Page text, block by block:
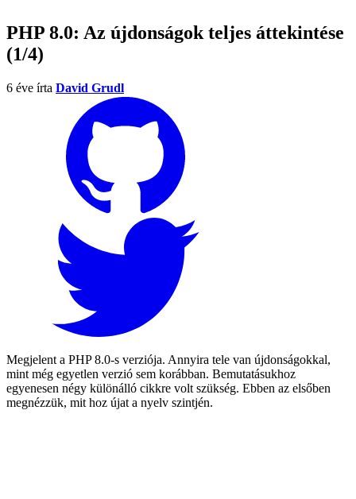
PHP 8.0: Az újdonságok teljes áttekintése
(1/4)
6 éve írta David Grudl
Megjelent a PHP 8.0-s verziója. Annyira tele van újdonságokkal,
mint még egyetlen verzió sem korábban. Bemutatásukhoz
egyenesen négy különálló cikkre volt szükség. Ebben az elsőben
megnézzük, mit hoz újat a nyelv szintjén.